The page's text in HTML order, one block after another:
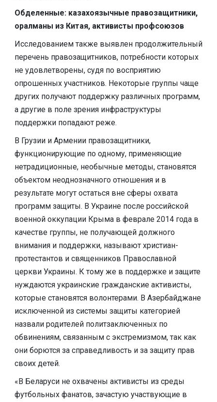
Обделенные: казахоязычные правозащитники,
оралманы из Китая, активисты профсоюзов
Исследованием также выявлен продолжительный
перечень правозащитников, потребности которых
не удовлетворены, судя по восприятию
опрошенных участников. Некоторые группы чаще
других получают поддержку различных программ,
а другие в поле зрения инфраструктуры
поддержки попадают реже.
В Грузии и Армении правозащитники,
функционирующие по одному, применяющие
нетрадиционные, необычные методы, становятся
объектом неоднозначного отношения и в
результате могут остаться вне сферы охвата
программ защиты. В Украине после российской
военной оккупации Крыма в феврале 2014 года в
качестве группы, не получающей должного
внимания и поддержки, называют христиан-
протестантов и священников Православной
церкви Украины. К тому же в поддержке и защите
нуждаются украинские гражданские активисты,
которые становятся волонтерами. В Азербайджане
исключенной из системы защиты категорией
назвали родителей политзаключенных по
обвинениям, связанным с экстремизмом, так как
они борются за справедливость и за защиту прав
своих детей.
«В Беларуси не охвачены активисты из среды
футбольных фанатов, зачастую участвующие в